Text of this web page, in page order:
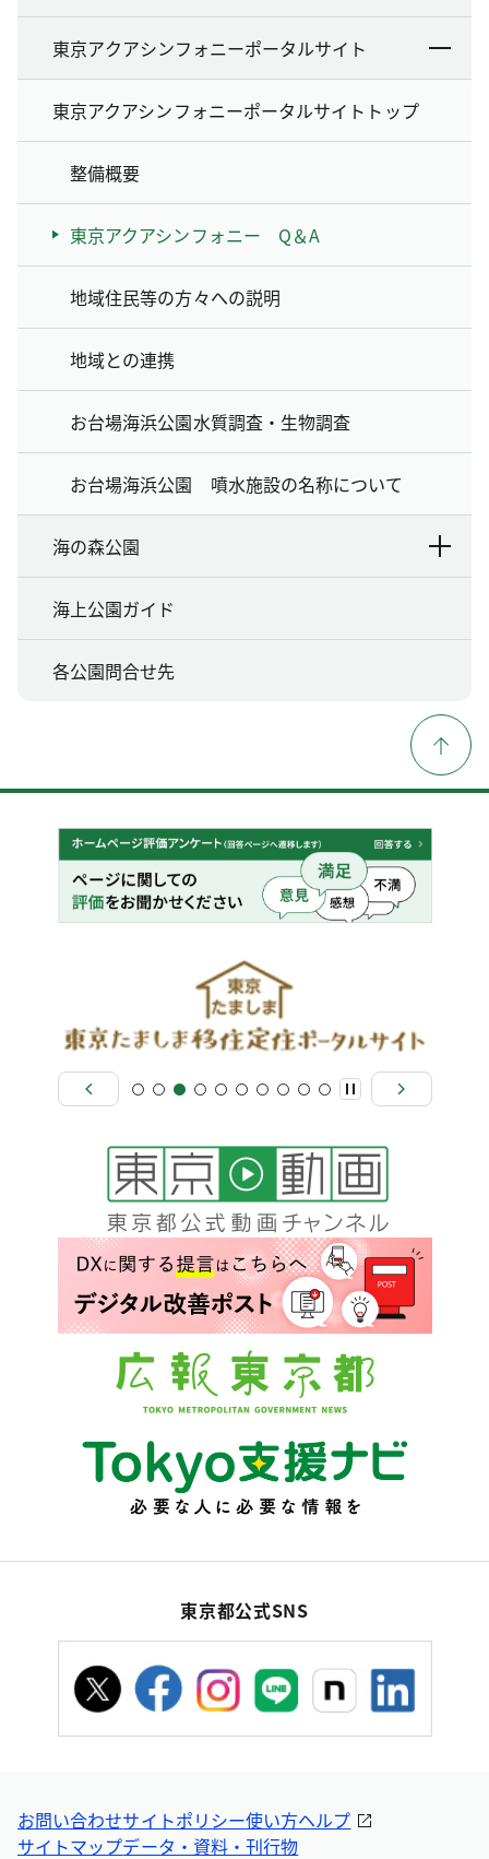
東京アクアシンフォニーポータルサイト
東京アクアシンフォニーポータルサイトトップ
整備概要
東京アクアシンフォニー Q＆A
地域住民等の方々への説明
地域との連携
お台場海浜公園水質調査・生物調査
お台場海浜公園 噴水施設の名称について
海の森公園
海上公園ガイド
各公園問合せ先
東京都公式SNS
お問い合わせサイトポリシー使い方ヘルプ
サイトマップデータ・資料・刊行物